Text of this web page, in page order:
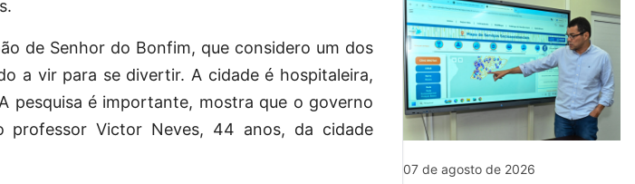
de Senhor do Bonfim, que considero um dos
a vir para se divertir. A cidade é hospitaleira,
pesquisa é importante, mostra que o governo
professor Victor Neves, 44 anos, da cidade
07 de agosto de 2026